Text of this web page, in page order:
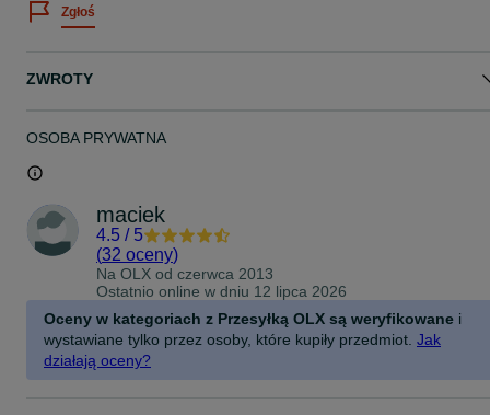
Zgłoś
ZWROTY
OSOBA PRYWATNA
maciek
4.5 / 5
(32 oceny)
Na OLX od czerwca 2013
Ostatnio online w dniu 12 lipca 2026
Oceny w kategoriach z Przesyłką OLX są weryfikowane i
wystawiane tylko przez osoby, które kupiły przedmiot. Jak
działają oceny?